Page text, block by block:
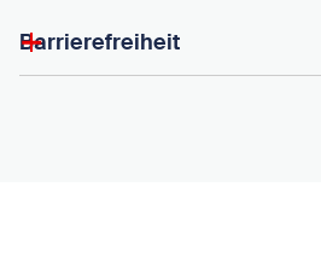
Barrierefreiheit